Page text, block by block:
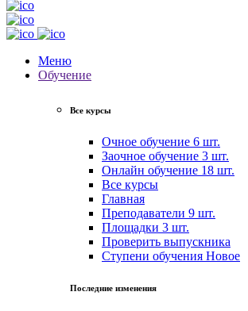
Меню
Обучение
Все курсы
Очное обучение 6 шт.
Заочное обучение 3 шт.
Онлайн обучение 18 шт.
Все курсы
Главная
Преподаватели 9 шт.
Площадки 3 шт.
Проверить выпускника
Cтупени обучения Новое
Последние изменения